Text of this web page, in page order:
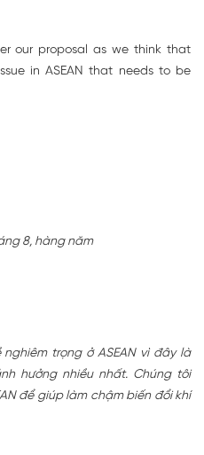
our proposal as we think that
in ASEAN that needs to be
8, hàng năm
trọng ở ASEAN vì đây là
hưởng nhiều nhất. Chúng tôi
để giúp làm chậm biến đổi khí